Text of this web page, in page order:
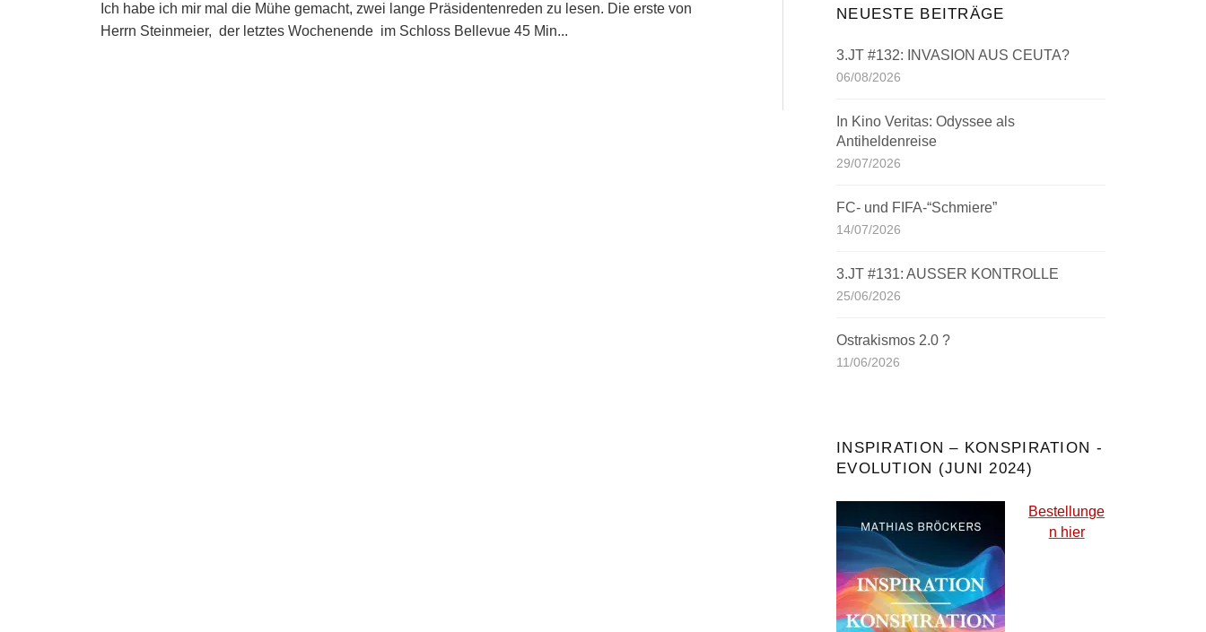
Ich habe ich mir mal die Mühe gemacht, zwei lange Präsidentenreden zu lesen. Die erste von
Herrn Steinmeier, der letztes Wochenende im Schloss Bellevue 45 Min...
NEUESTE BEITRÄGE
3.JT #132: INVASION AUS CEUTA?
06/08/2026
In Kino Veritas: Odyssee als
Antiheldenreise
29/07/2026
FC- und FIFA-“Schmiere”
14/07/2026
3.JT #131: AUSSER KONTROLLE
25/06/2026
Ostrakismos 2.0 ?
11/06/2026
INSPIRATION – KONSPIRATION -
EVOLUTION (JUNI 2024)
Bestellunge
n hier